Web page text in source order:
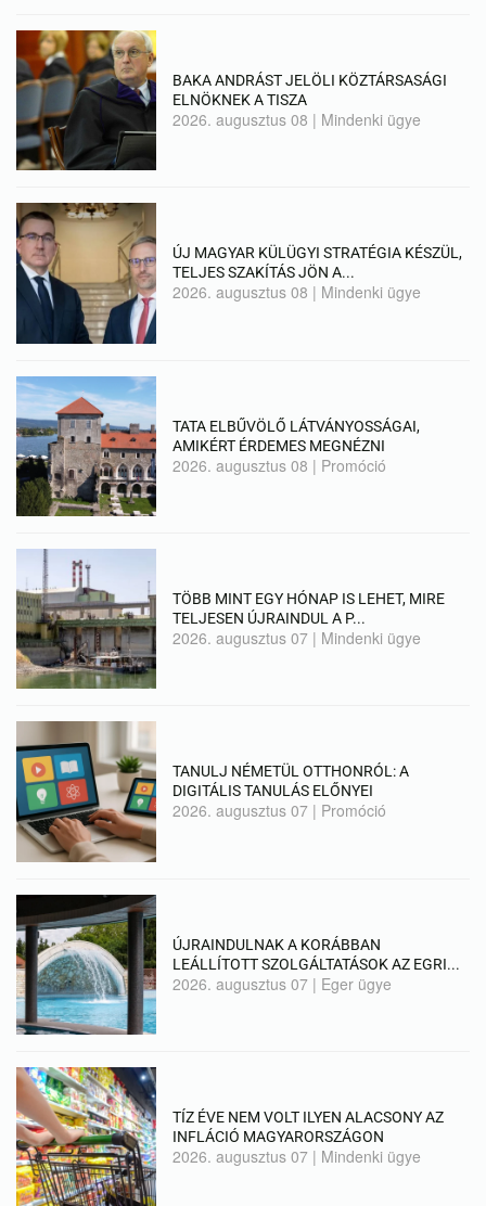
BAKA ANDRÁST JELÖLI KÖZTÁRSASÁGI
ELNÖKNEK A TISZA
2026. augusztus 08 | Mindenki ügye
ÚJ MAGYAR KÜLÜGYI STRATÉGIA KÉSZÜL,
TELJES SZAKÍTÁS JÖN A...
2026. augusztus 08 | Mindenki ügye
TATA ELBŰVÖLŐ LÁTVÁNYOSSÁGAI,
AMIKÉRT ÉRDEMES MEGNÉZNI
2026. augusztus 08 | Promóció
TÖBB MINT EGY HÓNAP IS LEHET, MIRE
TELJESEN ÚJRAINDUL A P...
2026. augusztus 07 | Mindenki ügye
TANULJ NÉMETÜL OTTHONRÓL: A
DIGITÁLIS TANULÁS ELŐNYEI
2026. augusztus 07 | Promóció
ÚJRAINDULNAK A KORÁBBAN
LEÁLLÍTOTT SZOLGÁLTATÁSOK AZ EGRI...
2026. augusztus 07 | Eger ügye
TÍZ ÉVE NEM VOLT ILYEN ALACSONY AZ
INFLÁCIÓ MAGYARORSZÁGON
2026. augusztus 07 | Mindenki ügye